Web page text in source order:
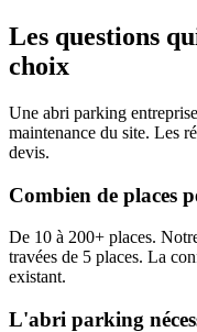
Les questions
choix
Une abri parking entreprise
maintenance du site. Les
devis.
Combien de places
De 10 à 200+ places.
travées de 5 places. La
existant.
L'abri parking